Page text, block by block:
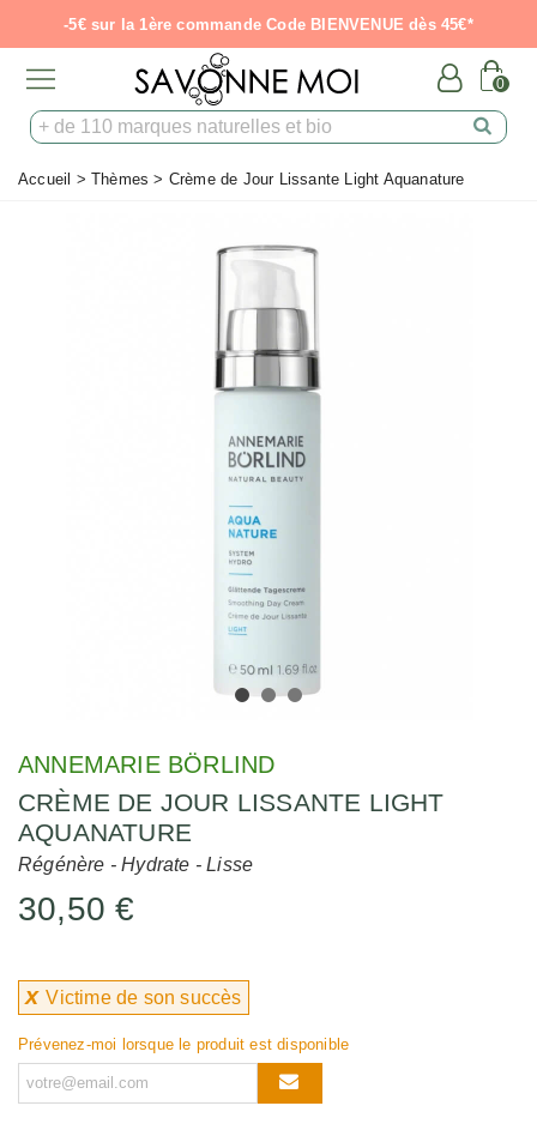
-5€ sur la 1ère commande Code BIENVENUE dès 45€*
0
Accueil > Thèmes > Crème de Jour Lissante Light Aquanature
ANNEMARIE BÖRLIND
CRÈME DE JOUR LISSANTE LIGHT
AQUANATURE
Régénère - Hydrate - Lisse
30,50 €
xVictime de son succès
Prévenez-moi lorsque le produit est disponible